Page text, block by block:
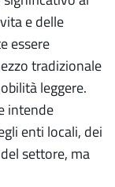
e delle
essere
tradizionale
leggere.
intende
enti locali, dei
settore, ma